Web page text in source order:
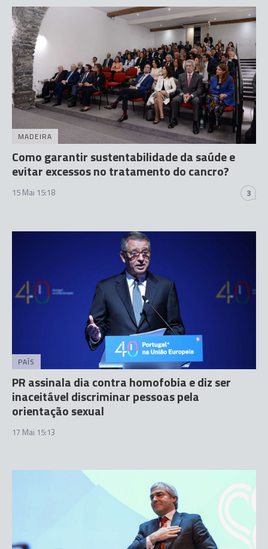
MADEIRA
Como garantir sustentabilidade da saúde e
evitar excessos no tratamento do cancro?
15 Mai 15:18 3
PAÍS
PR assinala dia contra homofobia e diz ser
inaceitável discriminar pessoas pela
orientação sexual
17 Mai 15:13